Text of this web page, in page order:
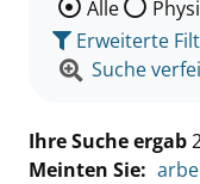
Alle
Erweiterte
Suche
Ihre Suche ergab
Meinten Sie: